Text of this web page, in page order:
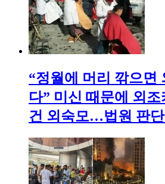
“정월에 머리 깎으면
다” 미신 때문에 외
건 외숙모…법원 판